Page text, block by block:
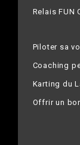
Relais FUN
Piloter sa
Coaching
Karting du
Offrir un